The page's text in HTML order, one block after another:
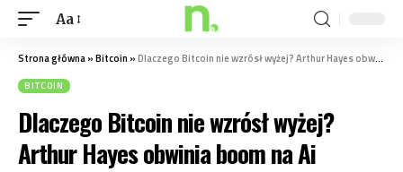
Aa
Strona główna»Bitcoin »Dlaczego Bitcoin nie wzrósł wyżej? Arthur Hayes obwinia boom na Ai
BITCOIN
Dlaczego Bitcoin nie wzrósł wyżej?
Arthur Hayes obwinia boom na Ai